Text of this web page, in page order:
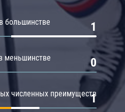
большинстве 1
меньшинстве 0
численных преимуществ
1